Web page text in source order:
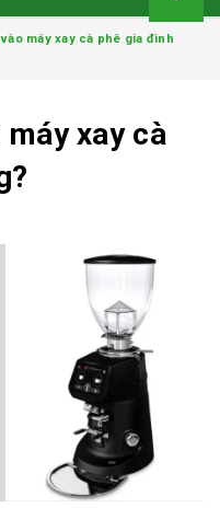
máy xay cà phê gia đình
xay cà